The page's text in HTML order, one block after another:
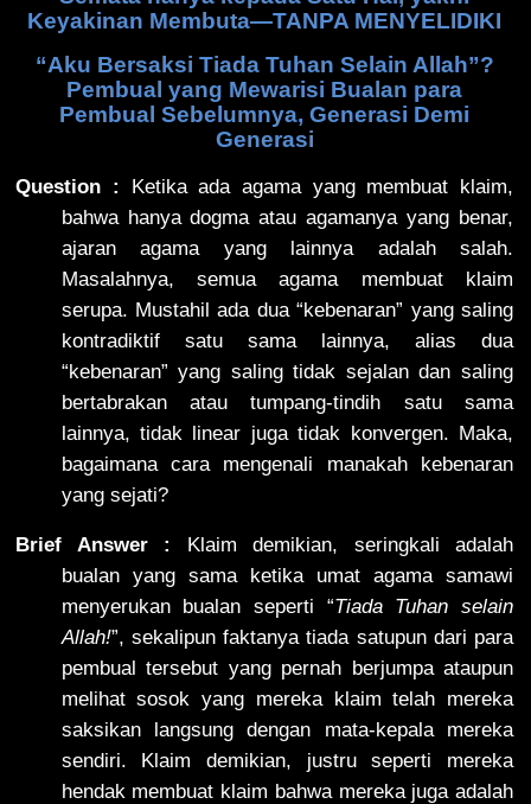
Keyakinan Membuta—TANPA MENYELIDIKI
“Aku Bersaksi Tiada Tuhan Selain Allah”?
Pembual yang Mewarisi Bualan para
Pembual Sebelumnya, Generasi Demi
Generasi
Question : Ketika ada agama yang membuat klaim,
bahwa hanya dogma atau agamanya yang benar,
ajaran agama yang lainnya adalah salah.
Masalahnya, semua agama membuat klaim
serupa. Mustahil ada dua “kebenaran” yang saling
kontradiktif satu sama lainnya, alias dua
“kebenaran” yang saling tidak sejalan dan saling
bertabrakan atau tumpang-tindih satu sama
lainnya, tidak linear juga tidak konvergen. Maka,
bagaimana cara mengenali manakah kebenaran
yang sejati?
Brief Answer :
Klaim demikian, seringkali adalah
bualan yang sama ketika umat agama samawi
menyerukan bualan seperti “Tiada Tuhan selain
Allah!”, sekalipun faktanya tiada satupun dari para
pembual tersebut yang pernah berjumpa ataupun
melihat sosok yang mereka klaim telah mereka
saksikan langsung dengan mata-kepala mereka
sendiri. Klaim demikian, justru seperti mereka
hendak membuat klaim bahwa mereka juga adalah